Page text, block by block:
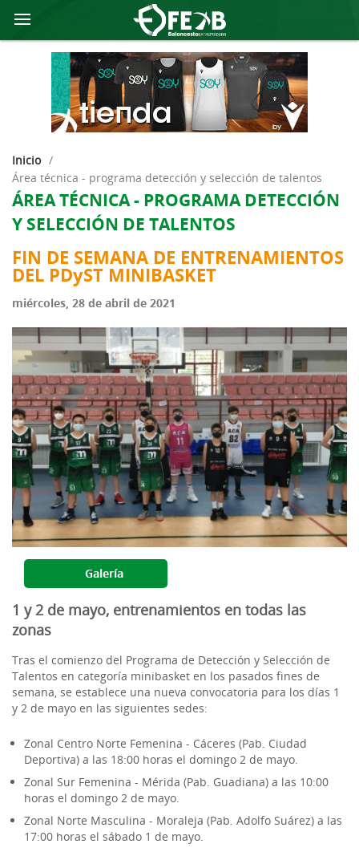
Inicio /
área técnica - programa detección y selección de talentos
ÁREA TÉCNICA - PROGRAMA DETECCIÓN
Y SELECCIÓN DE TALENTOS
FIN DE SEMANA DE ENTRENAMIENTOS
DEL PDyST MINIBASKET
miércoles, 28 de abril de 2021
Galería
1 y 2 de mayo, entrenamientos en todas las
zonas
Tras el comienzo del Programa de Detección y Selección de
Talentos en categoría minibasket en los pasados fines de
semana, se establece una nueva convocatoria para los días 1
y 2 de mayo en las siguientes sedes:
Zonal Centro Norte Femenina - Cáceres (Pab. Ciudad
Deportiva) a las 18:00 horas el domingo 2 de mayo.
Zonal Sur Femenina - Mérida (Pab. Guadiana) a las 10:00
horas el domingo 2 de mayo.
Zonal Norte Masculina - Moraleja (Pab. Adolfo Suárez) a las
17:00 horas el sábado 1 de mayo.